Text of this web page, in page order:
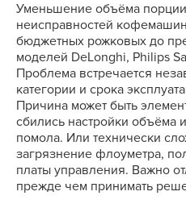
Уменьшение объёма
неисправностей
бюджетных рожковых до
моделей DeLonghi, Philips
Проблема встречается
категории и срока
Причина может быть
сбились настройки объёма
помола. Или технически
загрязнение флоуметра,
платы управления. Важно
прежде чем принимать